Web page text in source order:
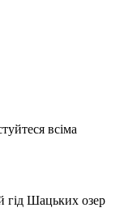
всіма
гід Шацьких озер